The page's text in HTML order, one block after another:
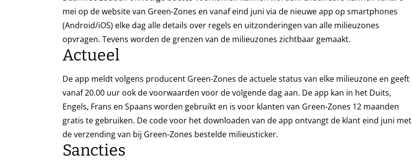
mei op de website van Green-Zones en vanaf eind juni via de nieuwe app op smartphones
(Android/iOS) elke dag alle details over regels en uitzonderingen van alle milieuzones
opvragen. Tevens worden de grenzen van de milieuzones zichtbaar gemaakt.
Actueel
De app meldt volgens producent Green-Zones de actuele status van elke milieuzone en geeft
vanaf 20.00 uur ook de voorwaarden voor de volgende dag aan. De app kan in het Duits,
Engels, Frans en Spaans worden gebruikt en is voor klanten van Green-Zones 12 maanden
gratis te gebruiken. De code voor het downloaden van de app ontvangt de klant eind juni met
de verzending van bij Green-Zones bestelde milieusticker.
Sancties